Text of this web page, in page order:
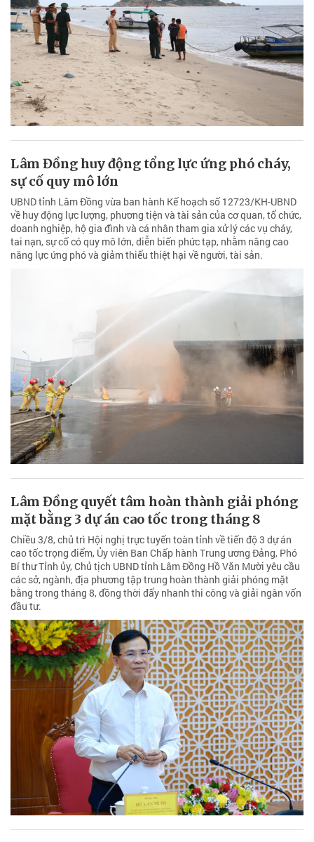
Lâm Đồng huy động tổng lực ứng phó cháy,
sự cố quy mô lớn
UBND tỉnh Lâm Đồng vừa ban hành Kế hoạch số 12723/KH-UBND
về huy động lực lượng, phương tiện và tài sản của cơ quan, tổ chức,
doanh nghiệp, hộ gia đình và cá nhân tham gia xử lý các vụ cháy,
tai nạn, sự cố có quy mô lớn, diễn biến phức tạp, nhằm nâng cao
năng lực ứng phó và giảm thiểu thiệt hại về người, tài sản.
Lâm Đồng quyết tâm hoàn thành giải phóng
mặt bằng 3 dự án cao tốc trong tháng 8
Chiều 3/8, chủ trì Hội nghị trực tuyến toàn tỉnh về tiến độ 3 dự án
cao tốc trọng điểm, Ủy viên Ban Chấp hành Trung ương Đảng, Phó
Bí thư Tỉnh ủy, Chủ tịch UBND tỉnh Lâm Đồng Hồ Văn Mười yêu cầu
các sở, ngành, địa phương tập trung hoàn thành giải phóng mặt
bằng trong tháng 8, đồng thời đẩy nhanh thi công và giải ngân vốn
đầu tư.